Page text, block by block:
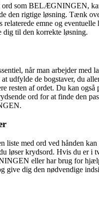
ord som BELÆGNINGEN,
den rigtige løsning. Tænk
relaterede emne og eventuelle
dig til den korrekte løsning.
når man arbejder med
de bogstaver, du
resten af ordet. Du kan også
ord for at finde den
liste med ord ved hånden
løser krydsord. Hvis du er i
eller har brug for
give dig den nødvendige